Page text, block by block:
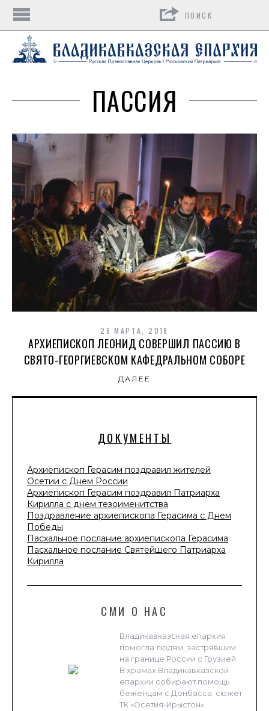
ДОКУМЕНТЫ
Архиепископ Герасим поздравил жителей
Осетии с Днем России
Архиепископ Герасим поздравил Патриарха
Кирилла с днем тезоименитства
Поздравление архиепископа Герасима с Днем
Победы
Пасхальное послание архиепископа Герасима
Пасхальное послание Святейшего Патриарха
Кирилла
СМИ О НАС
Владикавказская епархия
помогла людям, застрявшим
на границе России с Грузией
В храмах Владикавказской
епархии собирают помощь
беженцам с Донбасса. сюжет
ТК «Осетия-Ирыстон»
ПАССИЯ
26 МАРТА, 2018
АРХИЕПИСКОП ЛЕОНИД СОВЕРШИЛ ПАССИЮ В
СВЯТО-ГЕОРГИЕВСКОМ КАФЕДРАЛЬНОМ СОБОРЕ
ДАЛЕЕ